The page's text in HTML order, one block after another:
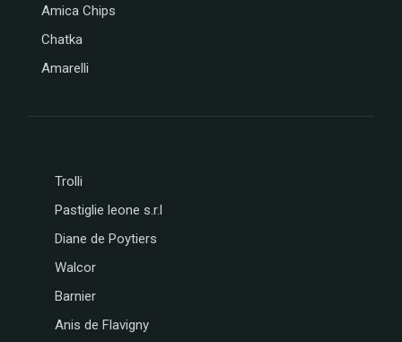
Amica Chips
Chatka
Amarelli
Trolli
Pastiglie leone s.r.l
Diane de Poytiers
Walcor
Barnier
Anis de Flavigny